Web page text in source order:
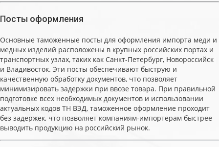
Посты оформления
Основные таможенные посты для оформления импорта меди и
медных изделий расположены в крупных российских портах и
транспортных узлах, таких как Санкт-Петербург, Новороссийск
и Владивосток. Эти посты обеспечивают быструю и
качественную обработку документов, что позволяет
минимизировать задержки при ввозе товара. При правильной
подготовке всех необходимых документов и использовании
актуальных кодов ТН ВЭД, таможенное оформление проходит
без задержек, что позволяет компаниям-импортерам быстрее
выводить продукцию на российский рынок.